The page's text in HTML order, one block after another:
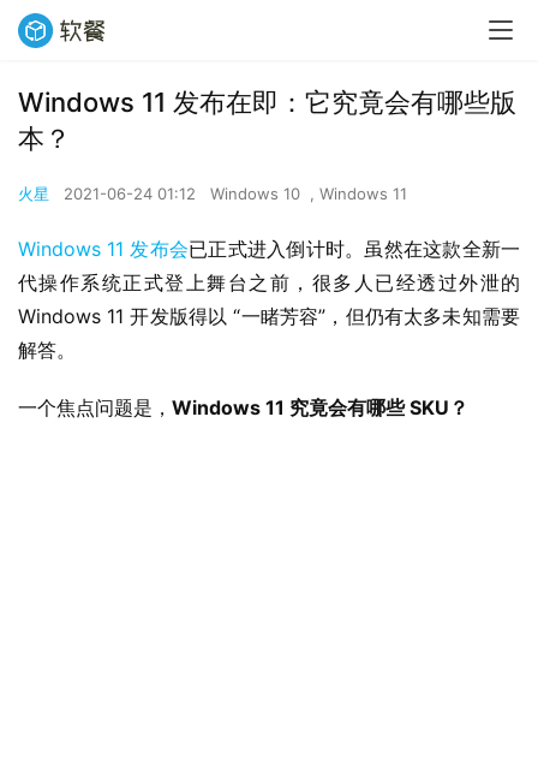
Windows 11 发布在即：它究竟会有哪些版
本？
火星 2021-06-24 01:12 Windows 10 , Windows 11
Windows 11 发布会已正式进入倒计时。虽然在这款全新一
代操作系统正式登上舞台之前，很多人已经透过外泄的
Windows 11 开发版得以 “一睹芳容”，但仍有太多未知需要
解答。
一个焦点问题是， Windows 11 究竟会有哪些 SKU？